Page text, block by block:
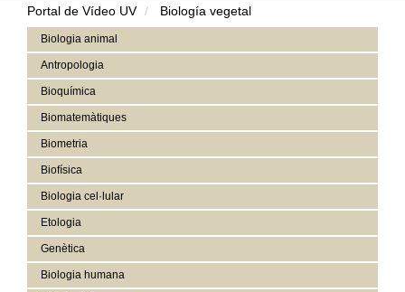
Portal de Vídeo UV Biología vegetal
Biologia animal
Antropologia
Bioquímica
Biomatemàtiques
Biometria
Biofísica
Biologia cel·lular
Etologia
Genètica
Biologia humana